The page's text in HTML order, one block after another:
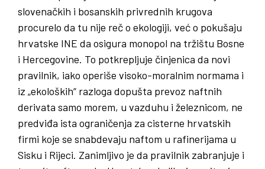
slovenačkih i bosanskih privrednih krugova
procurelo da tu nije reč o ekologiji, već o pokušaju
hrvatske INE da osigura monopol na tržištu Bosne
i Hercegovine. To potkrepljuje činjenica da novi
pravilnik, iako operiše visoko-moralnim normama i
iz „ekoloških“ razloga dopušta prevoz naftnih
derivata samo morem, u vazduhu i železnicom, ne
predviđa ista ograničenja za cisterne hrvatskih
firmi koje se snabdevaju naftom u rafinerijama u
Sisku i Rijeci. Zanimljivo je da pravilnik zabranjuje i